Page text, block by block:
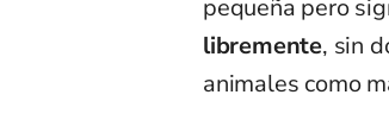
pequeña pero
libremente, sin
animales como